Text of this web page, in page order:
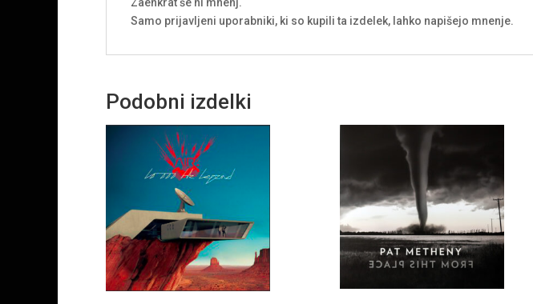
Samo prijavljeni uporabniki, ki so kupili ta izdelek, lahko napišejo mnenje.
Podobni izdelki